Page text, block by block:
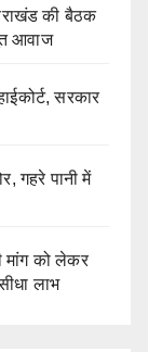
की बैठक
आवाज
सरकार
गहरे पानी में
मांग को लेकर
लाभ